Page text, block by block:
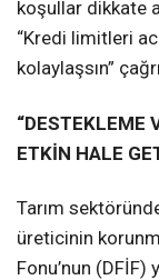
koşullar dikkate
“Kredi limitleri
kolaylaşsın”
“DESTEKLEME
ETKİN HALE
Tarım
üreticinin
Fonu’nun